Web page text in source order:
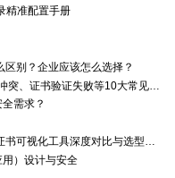
精准配置手册
别？企业应该怎么选择？
需求？
XCA vs KeyStore Explorer：两款主流 SSL 证书可视化工具深度对比与选型指南
）设计与安全